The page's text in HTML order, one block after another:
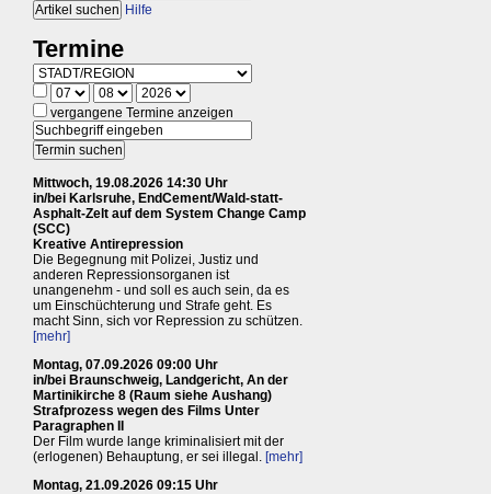
Hilfe
Termine
vergangene Termine anzeigen
Mittwoch, 19.08.2026 14:30 Uhr
in/bei Karlsruhe, EndCement/Wald-statt-
Asphalt-Zelt auf dem System Change Camp
(SCC)
Kreative Antirepression
Die Begegnung mit Polizei, Justiz und
anderen Repressionsorganen ist
unangenehm - und soll es auch sein, da es
um Einschüchterung und Strafe geht. Es
macht Sinn, sich vor Repression zu schützen.
[mehr]
Montag, 07.09.2026 09:00 Uhr
in/bei Braunschweig, Landgericht, An der
Martinikirche 8 (Raum siehe Aushang)
Strafprozess wegen des Films Unter
Paragraphen II
Der Film wurde lange kriminalisiert mit der
(erlogenen) Behauptung, er sei illegal. [mehr]
Montag, 21.09.2026 09:15 Uhr